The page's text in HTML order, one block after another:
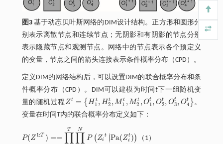
图3基于动态贝叶斯网络的DIM设计结构。正方形和圆形分
别表示离散节点和连续节点；无阴影和有阴影的节点分别
表示隐藏节点和观测节点。网络中的节点表示各个预定义
的变量，节点之间的箭头连接表示条件概率分布（CPD）。
定义DIM的网络结构后，可以设置DIM的联合概率分布和条
件概率分布（CPD）。DIM可以建模为时间 t下一组随机变
量的随机过程 Z t = {H t
1 , H t
2 ,M t
1 ,M t
2 ,Ot
1, Ot
2, Ot
3, Ot
4 }
Zt= H1 t, H2 t ,M1t ,M2t ,O1t, O2t, O3t,O4t
。
变量在时间 T内的联合概率分布定义如下：
P(Z1:T ) == ∏
T ∏
N
P ( Zi
t ∣∣Pa(Zt
i ))
P(Z 1: T)= = ∏t=1 PZi t Pa(Z t) （1）